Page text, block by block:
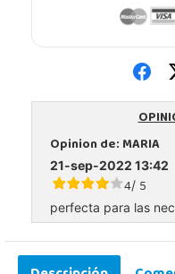
Opinion de:MARIA
21-sep-2022 13:42
4/ 5
perfecta para las